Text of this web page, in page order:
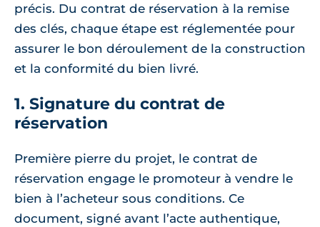
précis. Du contrat de réservation à la remise
des clés, chaque étape est réglementée pour
assurer le bon déroulement de la construction
et la conformité du bien livré.
1. Signature du contrat de
réservation
Première pierre du projet, le contrat de
réservation engage le promoteur à vendre le
bien à l’acheteur sous conditions. Ce
document, signé avant l’acte authentique,